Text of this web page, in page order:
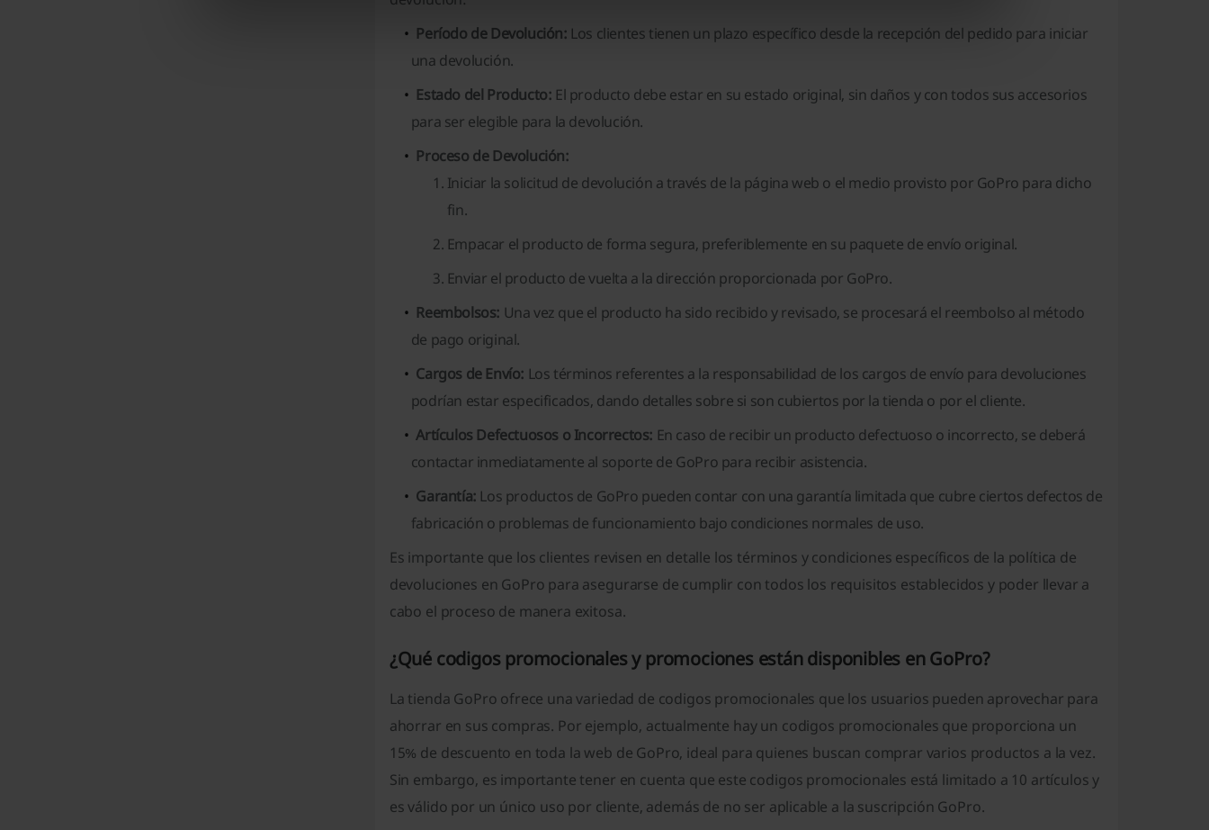
Período de Devolución: Los clientes tienen un plazo específico desde la recepción del pedido para iniciar
una devolución.
Estado del Producto: El producto debe estar en su estado original, sin daños y con todos sus accesorios
para ser elegible para la devolución.
Proceso de Devolución:
Iniciar la solicitud de devolución a través de la página web o el medio provisto por GoPro para dicho
fin.
Empacar el producto de forma segura, preferiblemente en su paquete de envío original.
Enviar el producto de vuelta a la dirección proporcionada por GoPro.
Reembolsos: Una vez que el producto ha sido recibido y revisado, se procesará el reembolso al método
de pago original.
Cargos de Envío: Los términos referentes a la responsabilidad de los cargos de envío para devoluciones
podrían estar especificados, dando detalles sobre si son cubiertos por la tienda o por el cliente.
Artículos Defectuosos o Incorrectos: En caso de recibir un producto defectuoso o incorrecto, se deberá
contactar inmediatamente al soporte de GoPro para recibir asistencia.
Garantía: Los productos de GoPro pueden contar con una garantía limitada que cubre ciertos defectos de
fabricación o problemas de funcionamiento bajo condiciones normales de uso.
Es importante que los clientes revisen en detalle los términos y condiciones específicos de la política de
devoluciones en GoPro para asegurarse de cumplir con todos los requisitos establecidos y poder llevar a
cabo el proceso de manera exitosa.
¿Qué codigos promocionales y promociones están disponibles en GoPro?
La tienda GoPro ofrece una variedad de codigos promocionales que los usuarios pueden aprovechar para
ahorrar en sus compras. Por ejemplo, actualmente hay un codigos promocionales que proporciona un
15% de descuento en toda la web de GoPro, ideal para quienes buscan comprar varios productos a la vez.
Sin embargo, es importante tener en cuenta que este codigos promocionales está limitado a 10 artículos y
es válido por un único uso por cliente, además de no ser aplicable a la suscripción GoPro.